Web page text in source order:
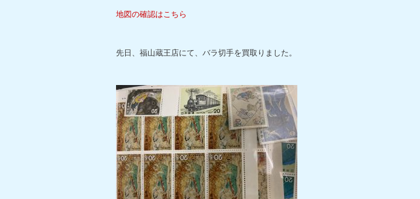
地図の確認はこちら
先日、福山蔵王店にて、バラ切手を買取りました。